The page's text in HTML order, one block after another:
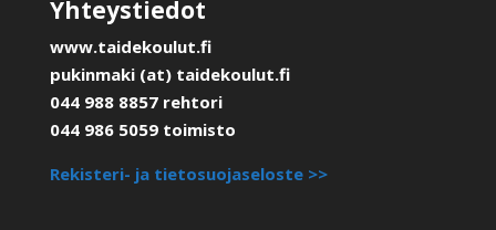
Yhteystiedot
www.taidekoulut.fi
pukinmaki (at) taidekoulut.fi
044 988 8857 rehtori
044 986 5059 toimisto
Rekisteri- ja tietosuojaseloste >>